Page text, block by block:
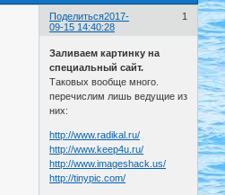
Поделиться 1
2017-
09-15 14:40:28
Заливаем картинку на
специальный сайт.
Таковых вообще много.
перечислим лишь ведущие из
них:
http://www.radikal.ru/
http://www.keep4u.ru/
http://www.imageshack.us/
http://tinypic.com/